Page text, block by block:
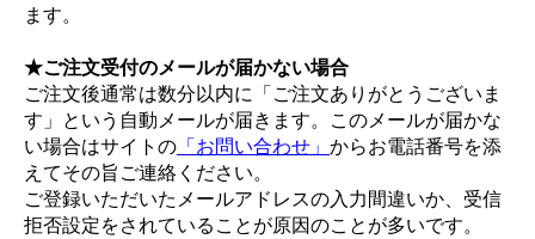
ます。
★ご注文受付のメールが届かない場合
ご注文後通常は数分以内に「ご注文ありがとうございま
す」という自動メールが届きます。このメールが届かな
い場合はサイトの 「お問い合わせ」 からお電話番号を添
えてその旨ご連絡ください。
ご登録いただいたメールアドレスの入力間違いか、受信
拒否設定をされていることが原因のことが多いです。